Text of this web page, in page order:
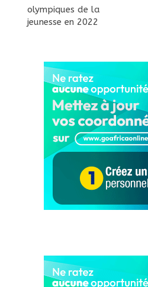
olympiques de la
jeunesse en 2022